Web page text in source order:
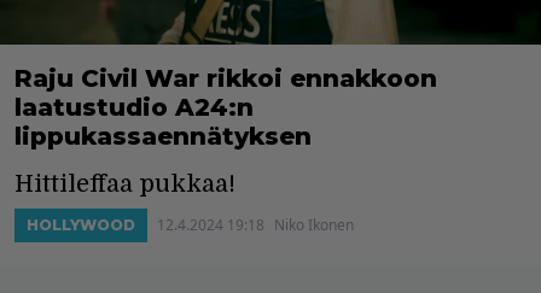
Raju Civil War rikkoi ennakkoon
laatustudio A24:n
lippukassaennätyksen
Hittileffaa pukkaa!
HOLLYWOOD 12.4.2024 19:18 Niko Ikonen